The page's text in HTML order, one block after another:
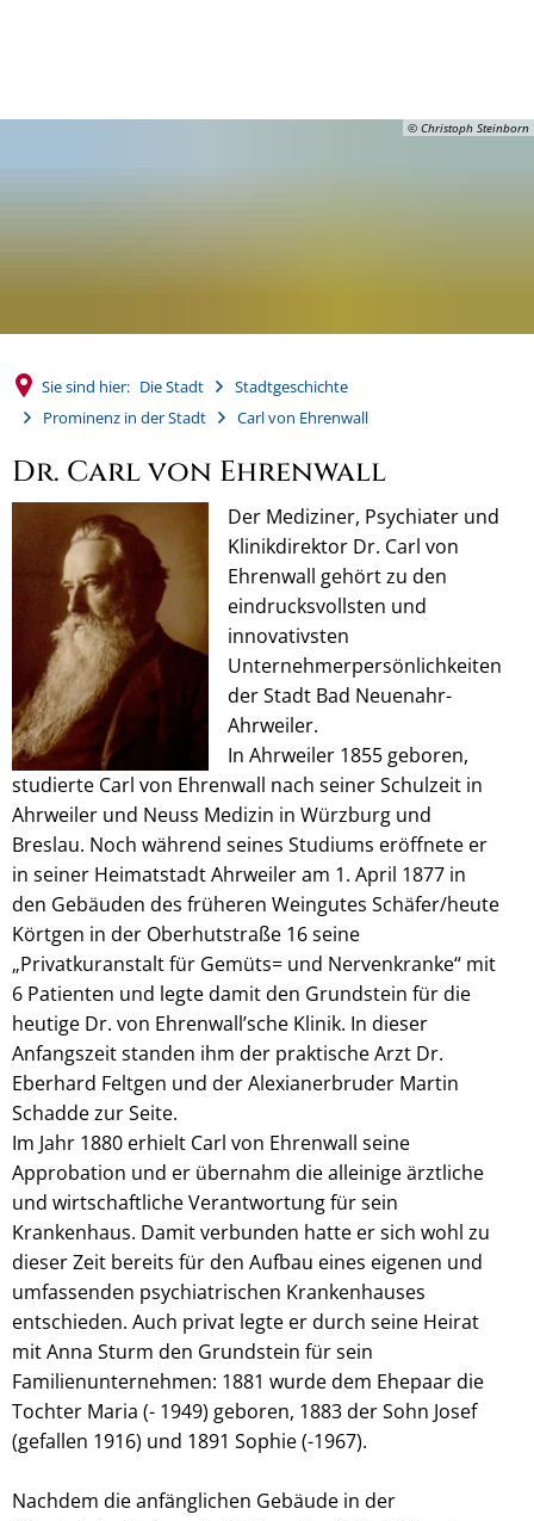
© Christoph Steinborn
Sie sind hier: Die Stadt
Stadtgeschichte
Prominenz in der Stadt
Carl von Ehrenwall
Carl
von
Ehrenwall
Dr. Carl von Ehrenwall
Der Mediziner, Psychiater und
Klinikdirektor Dr. Carl von
Ehrenwall gehört zu den
eindrucksvollsten und
innovativsten
Unternehmerpersönlichkeiten
der Stadt Bad Neuenahr-
Ahrweiler.
In Ahrweiler 1855 geboren,
studierte Carl von Ehrenwall nach seiner Schulzeit in
Ahrweiler und Neuss Medizin in Würzburg und
Breslau. Noch während seines Studiums eröffnete er
in seiner Heimatstadt Ahrweiler am 1. April 1877 in
den Gebäuden des früheren Weingutes Schäfer/heute
Körtgen in der Oberhutstraße 16 seine
„Privatkuranstalt für Gemüts= und Nervenkranke“ mit
6 Patienten und legte damit den Grundstein für die
heutige Dr. von Ehrenwall’sche Klinik. In dieser
Anfangszeit standen ihm der praktische Arzt Dr.
Eberhard Feltgen und der Alexianerbruder Martin
Schadde zur Seite.
Im Jahr 1880 erhielt Carl von Ehrenwall seine
Approbation und er übernahm die alleinige ärztliche
und wirtschaftliche Verantwortung für sein
Krankenhaus. Damit verbunden hatte er sich wohl zu
dieser Zeit bereits für den Aufbau eines eigenen und
umfassenden psychiatrischen Krankenhauses
entschieden. Auch privat legte er durch seine Heirat
mit Anna Sturm den Grundstein für sein
Familienunternehmen: 1881 wurde dem Ehepaar die
Tochter Maria (- 1949) geboren, 1883 der Sohn Josef
(gefallen 1916) und 1891 Sophie (-1967).
Nachdem die anfänglichen Gebäude in der